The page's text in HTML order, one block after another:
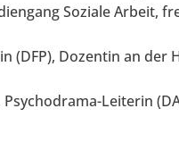
Soziale Arbeit,
(DFP), Dozentin an der
Leiterin